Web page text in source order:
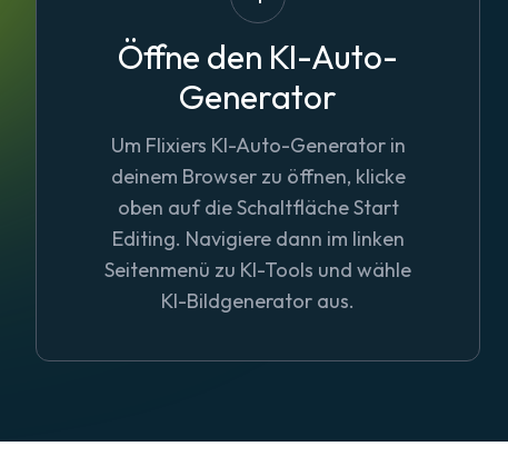
Öffne den KI-Auto-
Generator
Um Flixiers KI-Auto-Generator in
deinem Browser zu öffnen, klicke
oben auf die SchaltflächeStart
Editing. Navigiere dann im linken
Seitenmenü zu KI-Tools und wähle
KI-Bildgenerator aus.